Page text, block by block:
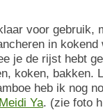
voor gebruik,
in kokend
je de rijst hebt
koken, bakken.
heb ik nog
Meidi Ya. (zie foto